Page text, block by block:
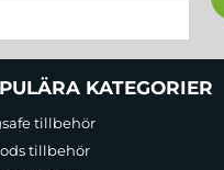
KATEGORIER
tillbehör
tillbehör